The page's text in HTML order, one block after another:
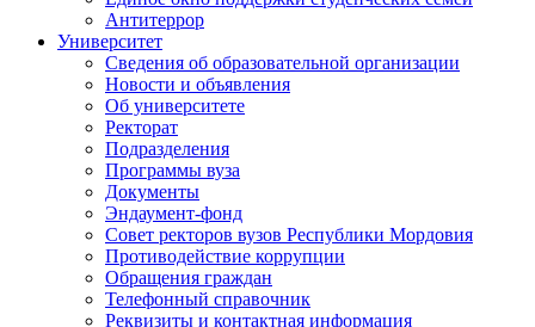
Антитеррор
Университет
Сведения об образовательной организации
Новости и объявления
Об университете
Ректорат
Подразделения
Программы вуза
Документы
Эндаумент-фонд
Совет ректоров вузов Республики Мордовия
Противодействие коррупции
Обращения граждан
Телефонный справочник
Реквизиты и контактная информация